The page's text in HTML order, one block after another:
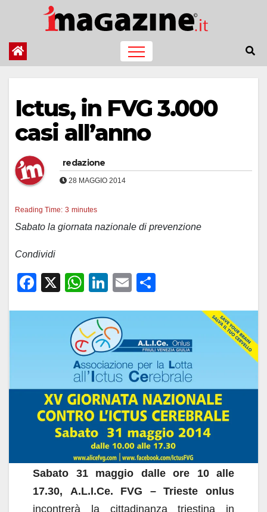
contenuto
Ictus, in FVG 3.000
casi all’anno
redazione
28 MAGGIO 2014
Reading Time: 3 minutes
Sabato la giornata nazionale di prevenzione
Condividi
F
o
k
X
W
at
s
A
p
p
Li
k
e
dI
n
E
di
vi
di
Sabato 31 maggio dalle ore 10 alle
17.30,
A.L.I.Ce. FVG – Trieste onlus
incontrerà la cittadinanza triestina in